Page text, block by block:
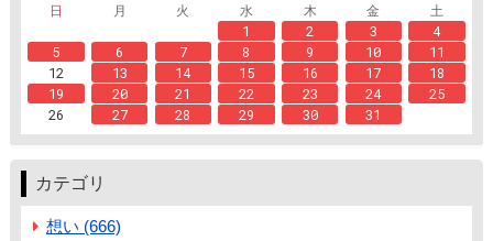
日
月 火 水 木 金
土
1
2 3
4
5
6 7 8 9 10
11
12
13 14 15 16 17
18
19
20 21 22 23 24
25
26
27 28 29 30 31
カテゴリ
想い (666)